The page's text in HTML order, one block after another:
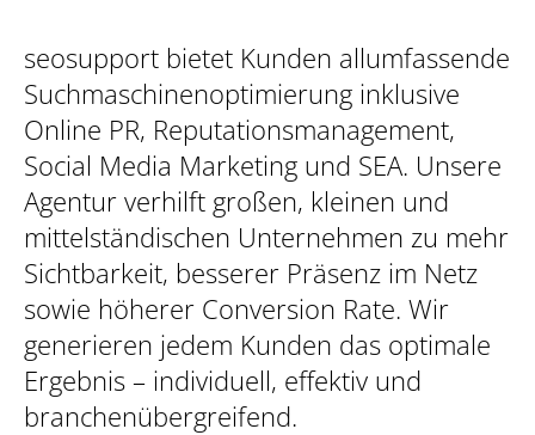
seosupport bietet Kunden allumfassende
Suchmaschinenoptimierung inklusive
Online PR, Reputationsmanagement,
Social Media Marketing und SEA. Unsere
Agentur verhilft großen, kleinen und
mittelständischen Unternehmen zu mehr
Sichtbarkeit, besserer Präsenz im Netz
sowie höherer Conversion Rate. Wir
generieren jedem Kunden das optimale
Ergebnis – individuell, effektiv und
branchenübergreifend.